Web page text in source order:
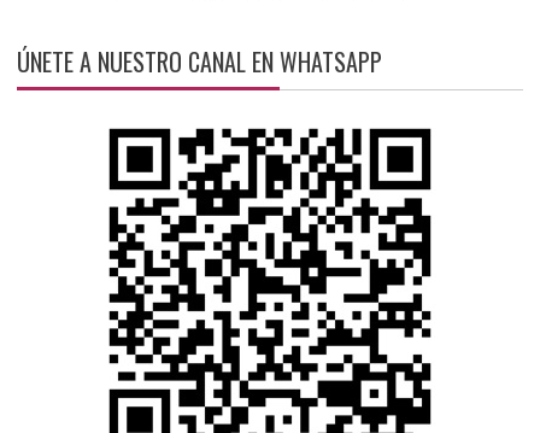
ÚNETE A NUESTRO CANAL EN WHATSAPP